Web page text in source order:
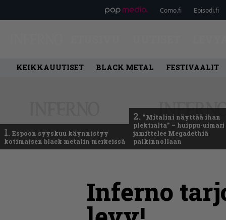
Como.fi Episodi.fi
KEIKKAUUTISET BLACK METAL FESTIVAALIT
1. Espoon syyskuu käynnistyy
kotimaisen black metalin merkeissä
2. ”Mitalini näyttää ihan
plektralta” – huippu-uimari
jamittelee Megadethiä
palkinnollaan
Inferno